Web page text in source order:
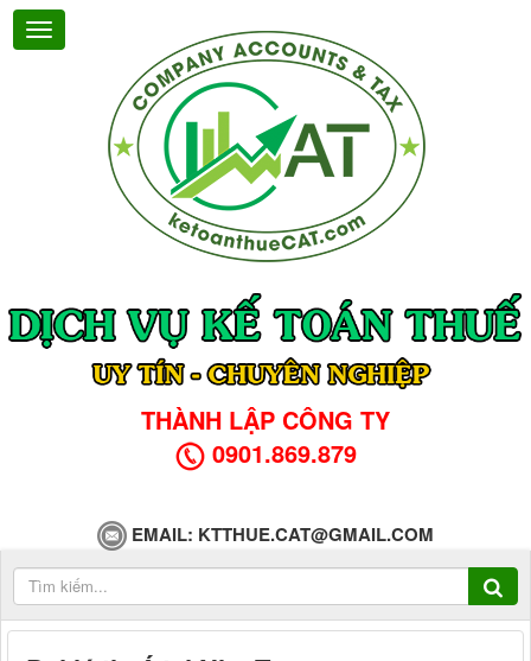
THÀNH LẬP CÔNG TY
0901.869.879
EMAIL: KTTHUE.CAT@GMAIL.COM